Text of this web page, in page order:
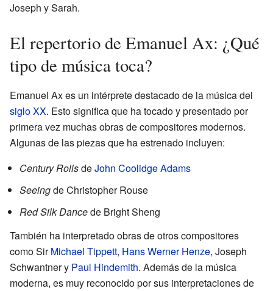
Joseph y Sarah.
El repertorio de Emanuel Ax: ¿Qué
tipo de música toca?
Emanuel Ax es un intérprete destacado de la música del
siglo XX. Esto significa que ha tocado y presentado por
primera vez muchas obras de compositores modernos.
Algunas de las piezas que ha estrenado incluyen:
Century RollsdeJohn Coolidge Adams
Seeingde Christopher Rouse
Red Silk Dancede Bright Sheng
También ha interpretado obras de otros compositores
como SirMichael Tippett, Hans Werner Henze, Joseph
Schwantner y Paul Hindemith. Además de la música
moderna, es muy reconocido por sus interpretaciones de